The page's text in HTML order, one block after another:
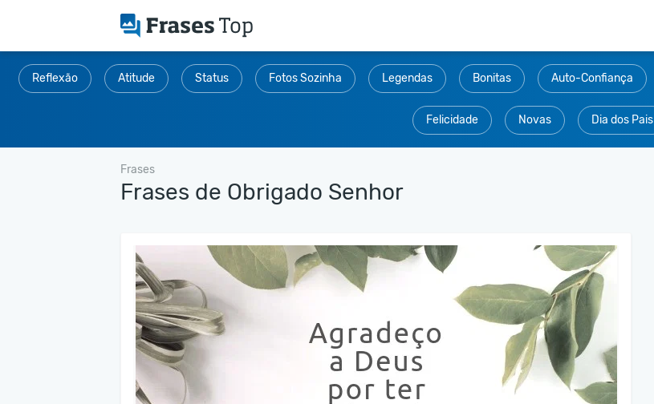
Reflexão Atitude Status Fotos Sozinha Legendas Bonitas Auto-Confiança
Felicidade Novas Dia dos Pais
Frases
Frases de Obrigado Senhor